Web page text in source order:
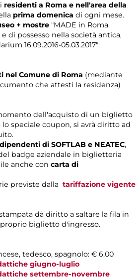
residenti a Roma e nell'area della
prima domenica di ogni mese.
+ mostre "MADE in Roma.
di possesso nella società antica,
16.09.2016-05.03.2017":
nel Comune di Roma (mediante
che attesti la residenza)
dell'acquisto di un biglietto
speciale coupon, si avrà diritto ad
dipendenti di SOFTLAB e NEATEC,
badge aziendale in biglietteria
anche con carta di
previste dalla tariffazione vigente
dà diritto a saltare la fila in
biglietto d'ingresso.
tedesco, spagnolo: € 6,00
giugno-luglio
settembre-novembre